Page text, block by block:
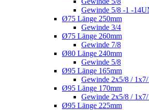
Gewinde 5/8 -1 -
Ø75 Länge 250mm
Gewinde 3/4
Ø75 Länge 260mm
Gewinde 7/8
Ø80 Länge 240mm
Gewinde 5/8
Ø95 Länge 165mm
Gewinde 2x5/8 /
Ø95 Länge 170mm
Gewinde 2x5/8 /
Ø95 Länge 225mm